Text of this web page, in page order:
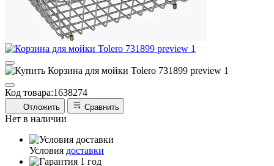
Код товара:1638274
Отложить Сравнить
Нет в наличии
Условия доставки